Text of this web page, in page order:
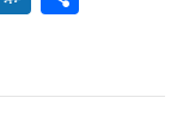
d e